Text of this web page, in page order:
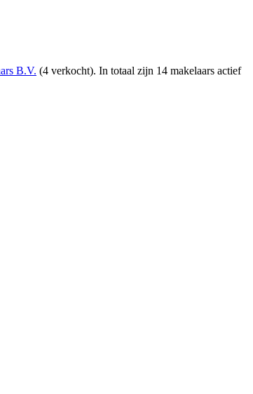
B.V. (4 verkocht). In totaal zijn 14 makelaars actief